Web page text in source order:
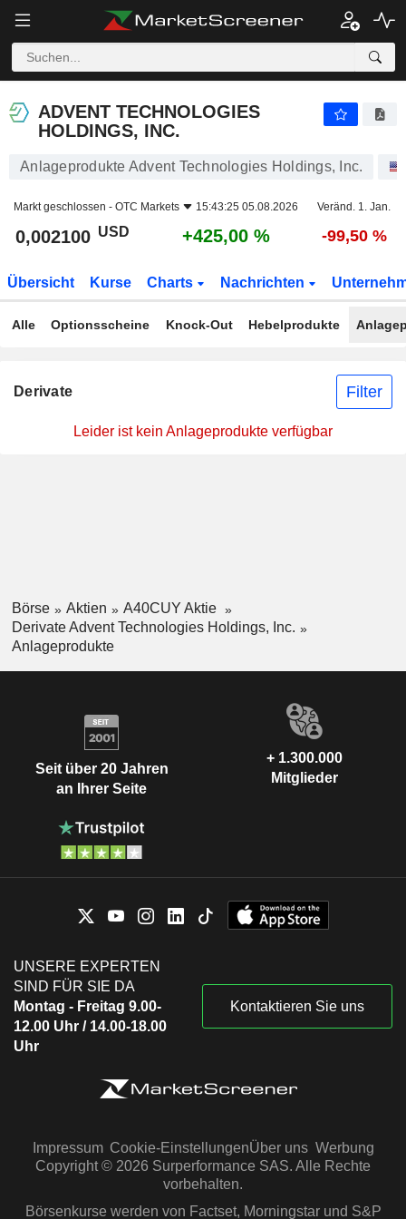
ADVENT TECHNOLOGIES
HOLDINGS, INC.
Anlageprodukte Advent Technologies Holdings, Inc.
Markt geschlossen - OTC Markets 15:43:25 05.08.2026 Veränd. 1. Jan.
0,002100 USD +425,00 % -99,50 %
Übersicht Kurse Charts Nachrichten
Alle Optionsscheine Knock-Out Hebelprodukte
Derivate Filter
Leider ist kein Anlageprodukte verfügbar
Börse Aktien
A40CUY Aktie
Derivate Advent Technologies Holdings, Inc.
Anlageprodukte
Seit über 20 Jahren
an Ihrer Seite
+ 1.300.000
Mitglieder
UNSERE EXPERTEN
SIND FÜR SIE DA
Montag - Freitag 9.00-
12.00 Uhr / 14.00-18.00
Uhr
Kontaktieren Sie uns
Impressum Cookie-EinstellungenÜber uns Werbung
Copyright © 2026 Surperformance SAS. Alle Rechte
vorbehalten.
Börsenkurse werden von Factset, Morningstar und S&P